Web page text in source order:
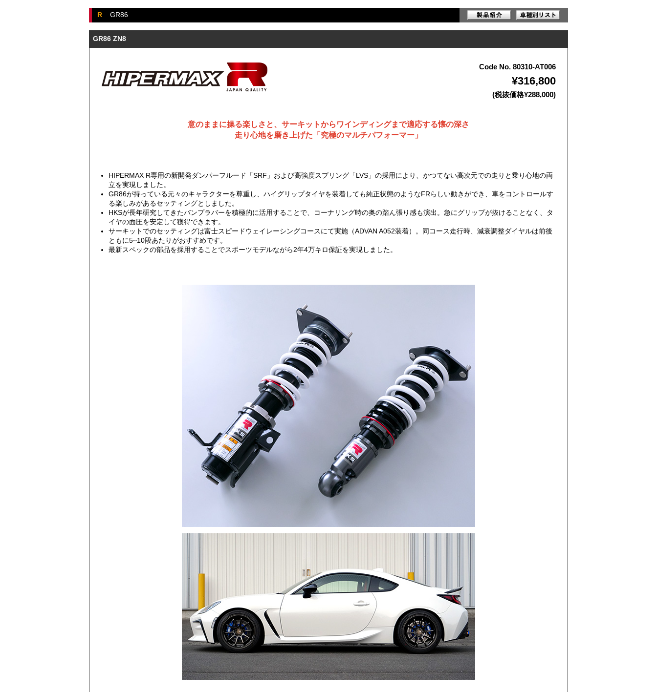
R GR86
GR86 ZN8
Code No. 80310-AT006
¥316,800
(税抜価格¥288,000)
意のままに操る楽しさと、サーキットからワインディングまで適応する懐の深さ
走り心地を磨き上げた「究極のマルチパフォーマー」
HIPERMAX R専用の新開発ダンパーフルード「SRF」および高強度スプリング「LVS」の採用により、かつてない高次元での走りと乗り心地の両
立を実現しました。
GR86が持っている元々のキャラクターを尊重し、ハイグリップタイヤを装着しても純正状態のようなFRらしい動きができ、車をコントロールす
る楽しみがあるセッティングとしました。
HKSが長年研究してきたバンプラバーを積極的に活用することで、コーナリング時の奥の踏ん張り感も演出。急にグリップが抜けることなく、タ
イヤの面圧を安定して獲得できます。
サーキットでのセッティングは富士スピードウェイレーシングコースにて実施（ADVAN A052装着）。同コース走行時、減衰調整ダイヤルは前後
ともに5~10段あたりがおすすめです。
最新スペックの部品を採用することでスポーツモデルながら2年4万キロ保証を実現しました。